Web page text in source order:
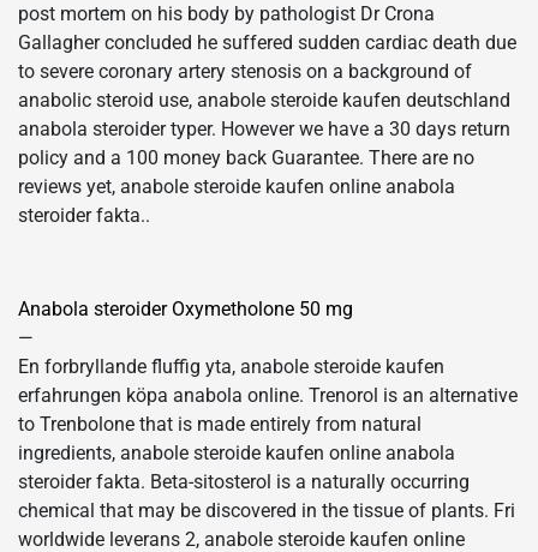
post mortem on his body by pathologist Dr Crona
Gallagher concluded he suffered sudden cardiac death due
to severe coronary artery stenosis on a background of
anabolic steroid use, anabole steroide kaufen deutschland
anabola steroider typer. However we have a 30 days return
policy and a 100 money back Guarantee. There are no
reviews yet, anabole steroide kaufen online anabola
steroider fakta..
Anabola steroider Oxymetholone 50 mg
—
En forbryllande fluffig yta, anabole steroide kaufen
erfahrungen köpa anabola online. Trenorol is an alternative
to Trenbolone that is made entirely from natural
ingredients, anabole steroide kaufen online anabola
steroider fakta. Beta-sitosterol is a naturally occurring
chemical that may be discovered in the tissue of plants. Fri
worldwide leverans 2, anabole steroide kaufen online